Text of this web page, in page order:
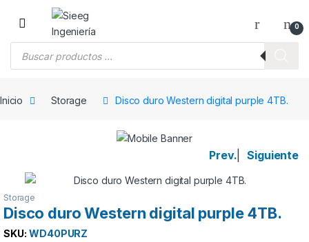
Saltar a la navegación
Saltar al contenido
0
Inicio Storage Disco duro Western digital purple 4TB.
Prev. Siguiente
Storage
Disco duro Western digital purple 4TB.
SKU: WD40PURZ